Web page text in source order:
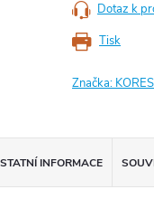
Tisk
Dotaz k
Značka: KORES
INFORMACE